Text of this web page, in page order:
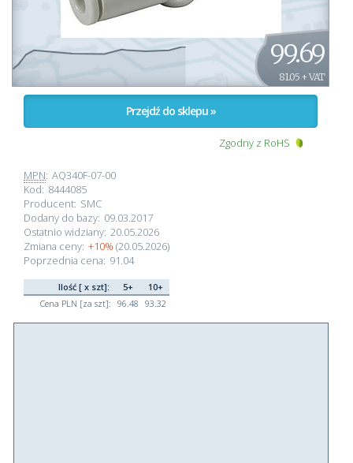
99.69
81.05 + VAT
Przejdź do sklepu »
Zgodny z RoHS
MPN: AQ340F-07-00
Kod: 8444085
Producent: SMC
Dodany do bazy: 09.03.2017
Ostatnio widziany: 20.05.2026
Zmiana ceny: +10% (20.05.2026)
Poprzednia cena: 91.04
Ilość [ x szt]: 5+
10+
Cena PLN [za szt]: 96.48 93.32